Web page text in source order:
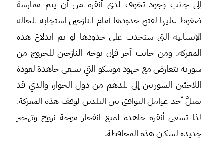
إلى جانب وجود تخوف لدى أنقرة من أن يتم ممارسة
ضغوط عليها لفتح حدودها أمام النازحين استجابة للحالة
الإنسانية التي ستحدث على حدودها لو تم اندلاع هذه
المعركة. ومن جانب آخر فإن توجه النازحين للخروج من
سورية يتعارض مع جهود موسكو التي تسعى جاهدة لعودة
اللاجئين السوريين إلى بلدهم من دول الجوار، والذي قد
يمثلَّ أحد عوامل التوافق بين البلدين لوقف هذه المعركة.
لذا تسعى أنقرة جاهدة لمنع انفجار موجة نزوح وتهجير
جديدة لسكان هذه المحافظة.